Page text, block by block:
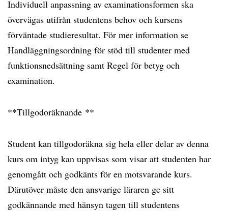
Individuell anpassning av examinationsformen ska
övervägas utifrån studentens behov och kursens
förväntade studieresultat. För mer information se
Handläggningsordning för stöd till studenter med
funktionsnedsättning samt Regel för betyg och
examination.
**Tillgodoräknande **
Student kan tillgodoräkna sig hela eller delar av denna
kurs om intyg kan uppvisas som visar att studenten har
genomgått och godkänts för en motsvarande kurs.
Därutöver måste den ansvarige läraren ge sitt
godkännande med hänsyn tagen till studentens